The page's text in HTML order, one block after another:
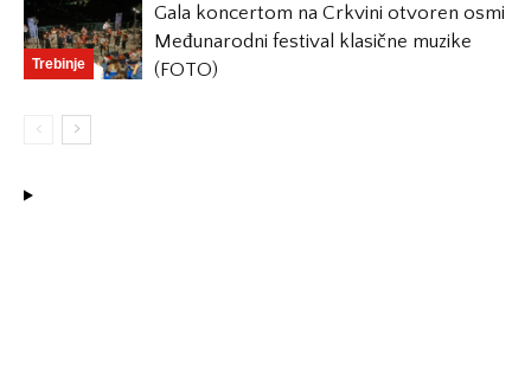
Trebinje
Gala koncertom na Crkvini otvoren osmi
Međunarodni festival klasične muzike
(FOTO)